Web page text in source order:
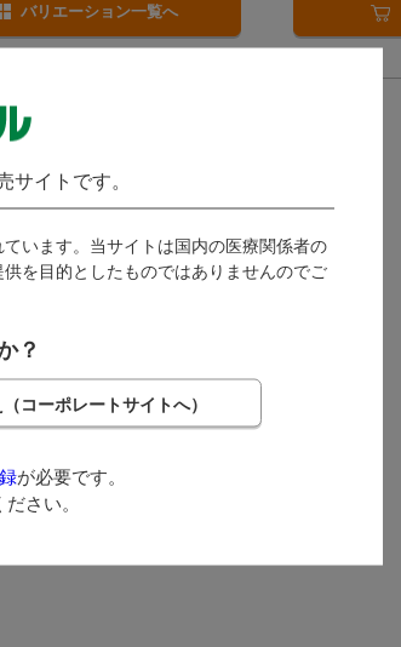
サイトです。
います。当サイトは国内の医療関係者の
を目的としたものではありませんのでご
？
が必要です。
さい。
バリエーション一覧へ